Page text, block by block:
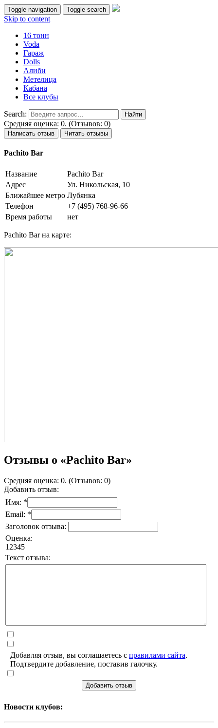
Toggle navigation Toggle search
Skip to content
16 тонн
Voda
Гараж
Dolls
Алиби
Метелица
Кабана
Все клубы
Search:
Средняя оценка: 0. (Отзывов: 0)
Написать отзыв Читать отзывы
Pachito Bar
Название
Pachito Bar
Адрес
Ул. Никольская, 10
Ближайшее метро Лубянка
Телефон
+7 (495) 768-96-66
Время работы
нет
Pachito Bar на карте:
Отзывы о «Pachito Bar»
Средняя оценка: 0. (Отзывов: 0)
Добавить отзыв:
Имя: *
Email: *
Заголовок отзыва:
Оценка:
1 2345
Текст отзыва:
Добавляя отзыв, вы соглашаетесь с правилами сайта.
Подтвердите добавление, поставив галочку.
Добавить отзыв
Новости клубов: